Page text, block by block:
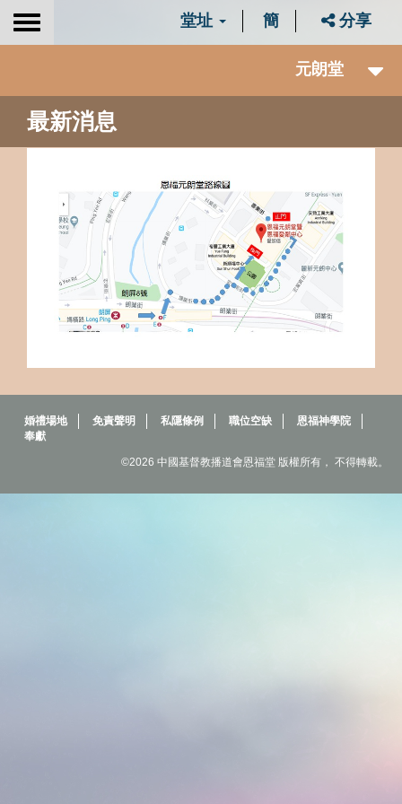
Toggle
堂址 簡 分享
元朗堂
最新消息
婚禮場地 免責聲明 私隱條例 職位空缺
恩福神學院
奉獻
©2026 中國基督教播道會恩福堂 版權所有， 不得轉載。